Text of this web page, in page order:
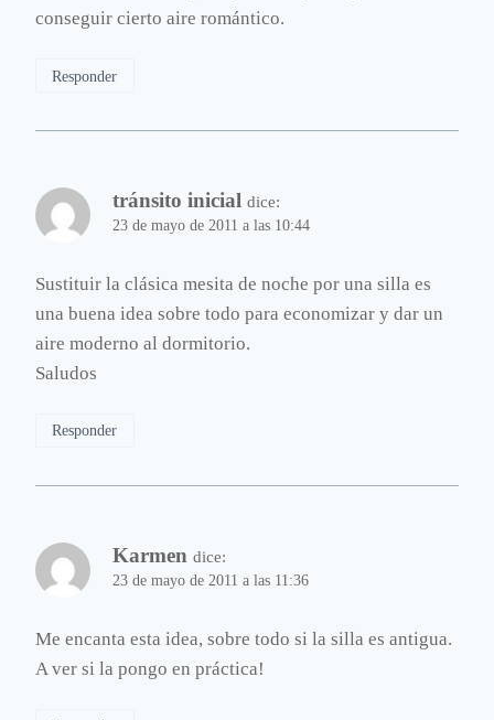
conseguir cierto aire romántico.
Responder
tránsito inicial dice:
23 de mayo de 2011 a las 10:44
Sustituir la clásica mesita de noche por una silla es
una buena idea sobre todo para economizar y dar un
aire moderno al dormitorio.
Saludos
Responder
Karmen dice:
23 de mayo de 2011 a las 11:36
Me encanta esta idea, sobre todo si la silla es antigua.
A ver si la pongo en práctica!